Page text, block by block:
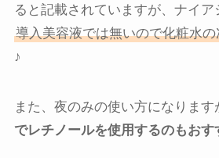
ると記載されていますが、ナイ
導入美容液では無いので化粧水
♪
また、夜のみの使い方になります
でレチノールを使用するのもおす